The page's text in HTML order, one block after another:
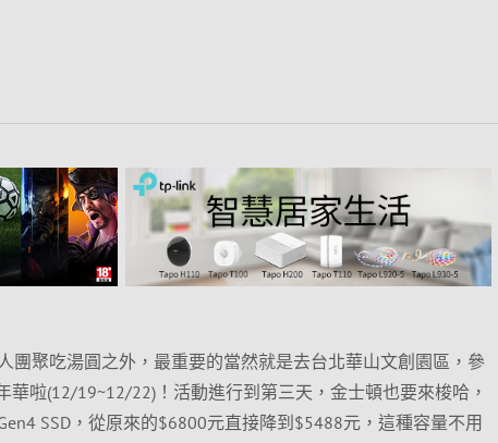
團聚吃湯圓之外，最重要的當然就是去台北華山文創園區，參
華啦(12/19~12/22)！活動進行到第三天，金士頓也要來梭哈，
SSD，從原來的$6800元直接降到$5488元，這種容量不用